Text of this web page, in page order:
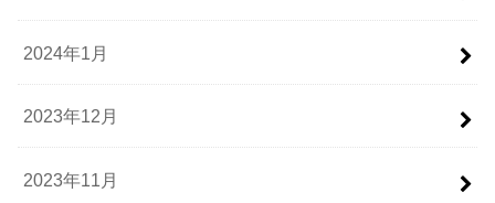
2024年1月
2023年12月
2023年11月